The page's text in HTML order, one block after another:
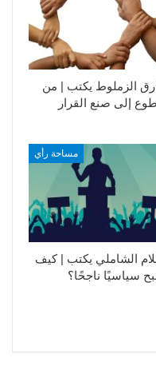
الزملوط يكتب | من
إلى صنع القرار
مساحة رأي
الشاملي يكتب | كيف
سياسيًا ناجحًا؟